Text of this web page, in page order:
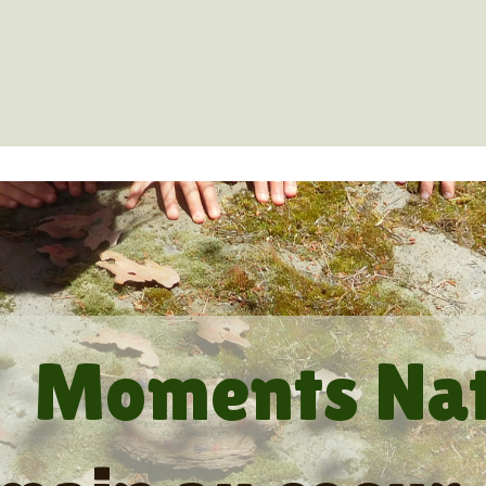
Moments